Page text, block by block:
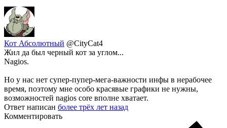
Кот Абсолютный @CityCat4
Жил да был черный кот за углом...
Nagios.
Но у нас нет супер-пупер-мега-важности инфы в нерабочее
время, поэтому мне особо красявые графики не нужны,
возможностей nagios core вполне хватает.
Ответ написан более трёх лет назад
Комментировать